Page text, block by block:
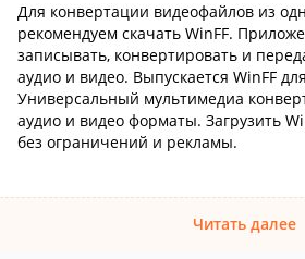
Для конвертации видеофайлов из
рекомендуем скачать WinFF.
записывать, конвертировать и
аудио и видео. Выпускается WinFF
Универсальный мультимедиа
аудио и видео форматы. Загрузить
без ограничений и рекламы.
Читать далее